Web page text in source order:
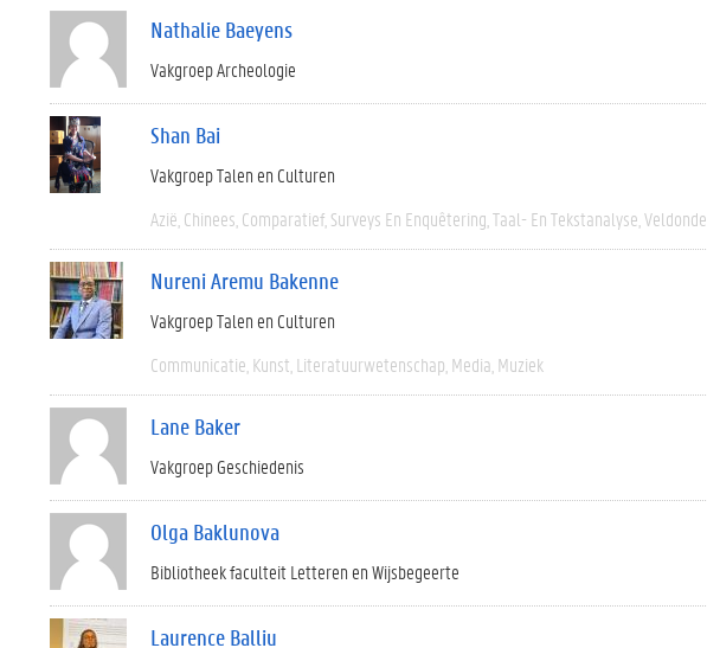
Nathalie Baeyens
Vakgroep Archeologie
Shan Bai
Vakgroep Talen en Culturen
Azië Chinees Comparatief Surveys En Enquêtering Taal- En Tekstanalyse
Nureni Aremu Bakenne
Vakgroep Talen en Culturen
Communicatie Kunst Literatuurwetenschap Media Muziek
Lane Baker
Vakgroep Geschiedenis
Olga Baklunova
Bibliotheek faculteit Letteren en Wijsbegeerte
Laurence Balliu